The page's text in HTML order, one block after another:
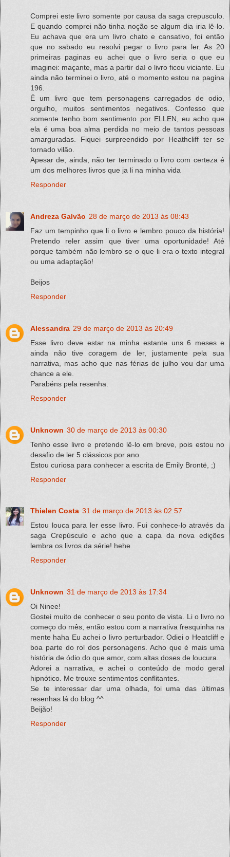
Comprei este livro somente por causa da saga crepusculo.
E quando comprei não tinha noção se algum dia iria lê-lo.
Eu achava que era um livro chato e cansativo, foi então
que no sabado eu resolvi pegar o livro para ler. As 20
primeiras paginas eu achei que o livro seria o que eu
imaginei: maçante, mas a partir daí o livro ficou viciante. Eu
ainda não terminei o livro, até o momento estou na pagina
196.
É um livro que tem personagens carregados de odio,
orgulho, muitos sentimentos negativos. Confesso que
somente tenho bom sentimento por ELLEN, eu acho que
ela é uma boa alma perdida no meio de tantos pessoas
amarguradas. Fiquei surpreendido por Heathcliff ter se
tornado vilão.
Apesar de, ainda, não ter terminado o livro com certeza é
um dos melhores livros que ja li na minha vida
Responder
Andreza Galvão 28 de março de 2013 às 08:43
Faz um tempinho que li o livro e lembro pouco da história!
Pretendo reler assim que tiver uma oportunidade! Até
porque também não lembro se o que li era o texto integral
ou uma adaptação!
Beijos
Responder
Alessandra 29 de março de 2013 às 20:49
Esse livro deve estar na minha estante uns 6 meses e
ainda não tive coragem de ler, justamente pela sua
narrativa, mas acho que nas férias de julho vou dar uma
chance a ele.
Parabéns pela resenha.
Responder
Unknown 30 de março de 2013 às 00:30
Tenho esse livro e pretendo lê-lo em breve, pois estou no
desafio de ler 5 clássicos por ano.
Estou curiosa para conhecer a escrita de Emily Brontë, ;)
Responder
Thielen Costa 31 de março de 2013 às 02:57
Estou louca para ler esse livro. Fui conhece-lo através da
saga Crepúsculo e acho que a capa da nova edições
lembra os livros da série! hehe
Responder
Unknown 31 de março de 2013 às 17:34
Oi Ninee!
Gostei muito de conhecer o seu ponto de vista. Li o livro no
começo do mês, então estou com a narrativa fresquinha na
mente haha Eu achei o livro perturbador. Odiei o Heatcliff e
boa parte do rol dos personagens. Acho que é mais uma
história de ódio do que amor, com altas doses de loucura.
Adorei a narrativa, e achei o conteúdo de modo geral
hipnótico. Me trouxe sentimentos conflitantes.
Se te interessar dar uma olhada, foi uma das últimas
resenhas lá do blog ^^
Beijão!
Responder